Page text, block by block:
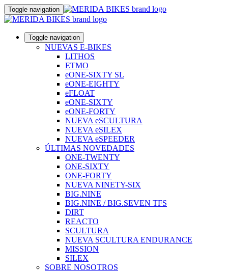
Toggle navigation
Toggle navigation
NUEVAS E-BIKES
LITHOS
ETMO
eONE-SIXTY SL
eONE-EIGHTY
eFLOAT
eONE-SIXTY
eONE-FORTY
NUEVA eSCULTURA
NUEVA eSILEX
NUEVA eSPEEDER
ÚLTIMAS NOVEDADES
ONE-TWENTY
ONE-SIXTY
ONE-FORTY
NUEVA NINETY-SIX
BIG.NINE
BIG.NINE / BIG.SEVEN TFS
DIRT
REACTO
SCULTURA
NUEVA SCULTURA ENDURANCE
MISSION
SILEX
SOBRE NOSOTROS